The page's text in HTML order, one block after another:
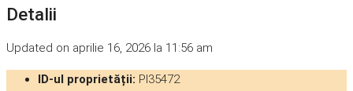
Detalii
Updated on aprilie 16, 2026 la 11:56 am
ID-ul proprietății: PI35472